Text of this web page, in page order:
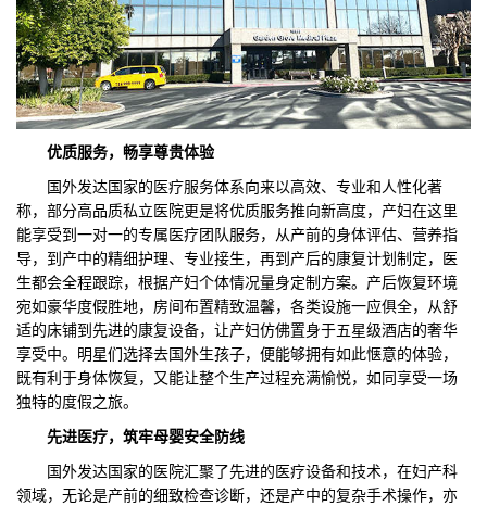
优质服务，畅享尊贵体验
国外发达国家的医疗服务体系向来以高效、专业和人性化著
称，部分高品质私立医院更是将优质服务推向新高度，产妇在这里
能享受到一对一的专属医疗团队服务，从产前的身体评估、营养指
导，到产中的精细护理、专业接生，再到产后的康复计划制定，医
生都会全程跟踪，根据产妇个体情况量身定制方案。产后恢复环境
宛如豪华度假胜地，房间布置精致温馨，各类设施一应俱全，从舒
适的床铺到先进的康复设备，让产妇仿佛置身于五星级酒店的奢华
享受中。明星们选择去国外生孩子，便能够拥有如此惬意的体验，
既有利于身体恢复，又能让整个生产过程充满愉悦，如同享受一场
独特的度假之旅。
先进医疗，筑牢母婴安全防线
国外发达国家的医院汇聚了先进的医疗设备和技术，在妇产科
领域，无论是产前的细致检查诊断，还是产中的复杂手术操作，亦